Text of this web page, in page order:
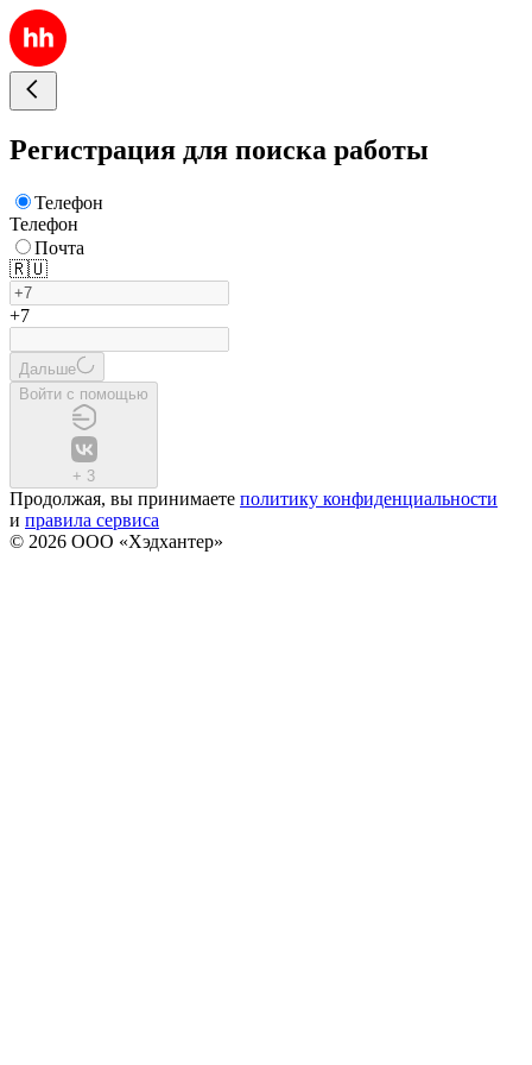
Регистрация для поиска работы
Телефон
Телефон
Почта
🇷🇺
+7
Дальше
Войти с помощью
+ 3
Продолжая, вы принимаете политику конфиденциальности
и правила сервиса
© 2026 ООО «Хэдхантер»